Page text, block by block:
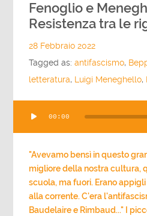
Fenoglio e
Resistenza tra le
28 Febbraio 2022
Tagged as:antifascismo,
letteratura, Luigi Meneghello,
Player
00:00
"Avevamo bensì in questo
migliore della nostra cultura,
scuola, ma fuori. Erano
alla corrente. C'era
Baudelaire e Rimbaud..." I